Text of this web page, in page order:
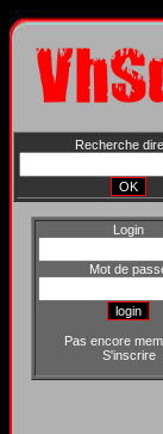
Recherche
Login
Mot de
Pas encore
S'inscrire